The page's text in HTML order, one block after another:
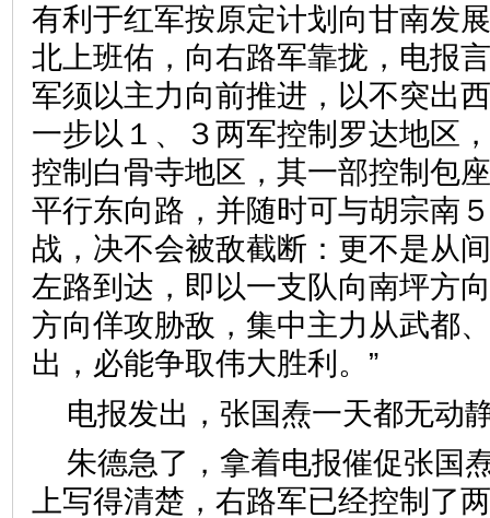
有利于红军按原定计划向甘南发
北上班佑，向右路军靠拢，电报
军须以主力向前推进，以不突出
一步以１、３两军控制罗达地区
控制白骨寺地区，其一部控制包
平行东向路，并随时可与胡宗南
战，决不会被敌截断：更不是从
左路到达，即以一支队向南坪方
方向佯攻胁敌，集中主力从武都
出，必能争取伟大胜利。”
电报发出，张国焘一天都无动
朱德急了，拿着电报催促张国
上写得清楚，右路军已经控制了